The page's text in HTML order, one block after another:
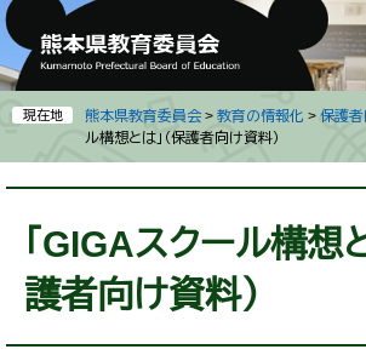
ペ
ー
ジ
の
先
で
す
メ
ニ
ュ
ー
を
ば
し
現在地 熊本県教育委員会 > 教育の情報化 > 保護
ル構想とは」（保護者向け資料）
「GIGAスクール構想
護者向け資料）